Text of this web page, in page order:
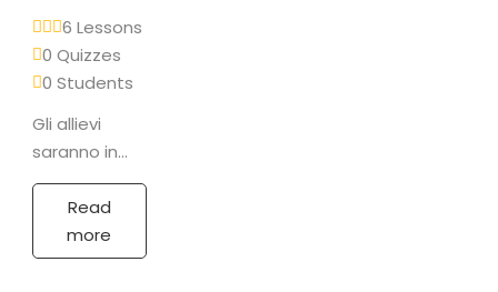
6 Lessons
0 Quizzes
0 Students
Gli allievi
saranno in
grado di
svolgere la
mansione di
addetti
Read
more